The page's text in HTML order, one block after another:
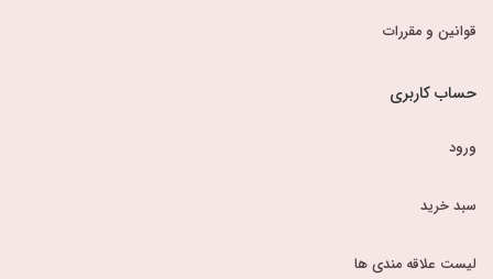
قوانین و مقررات
حساب کاربری
ورود
سبد خرید
لیست علاقه مندی ها